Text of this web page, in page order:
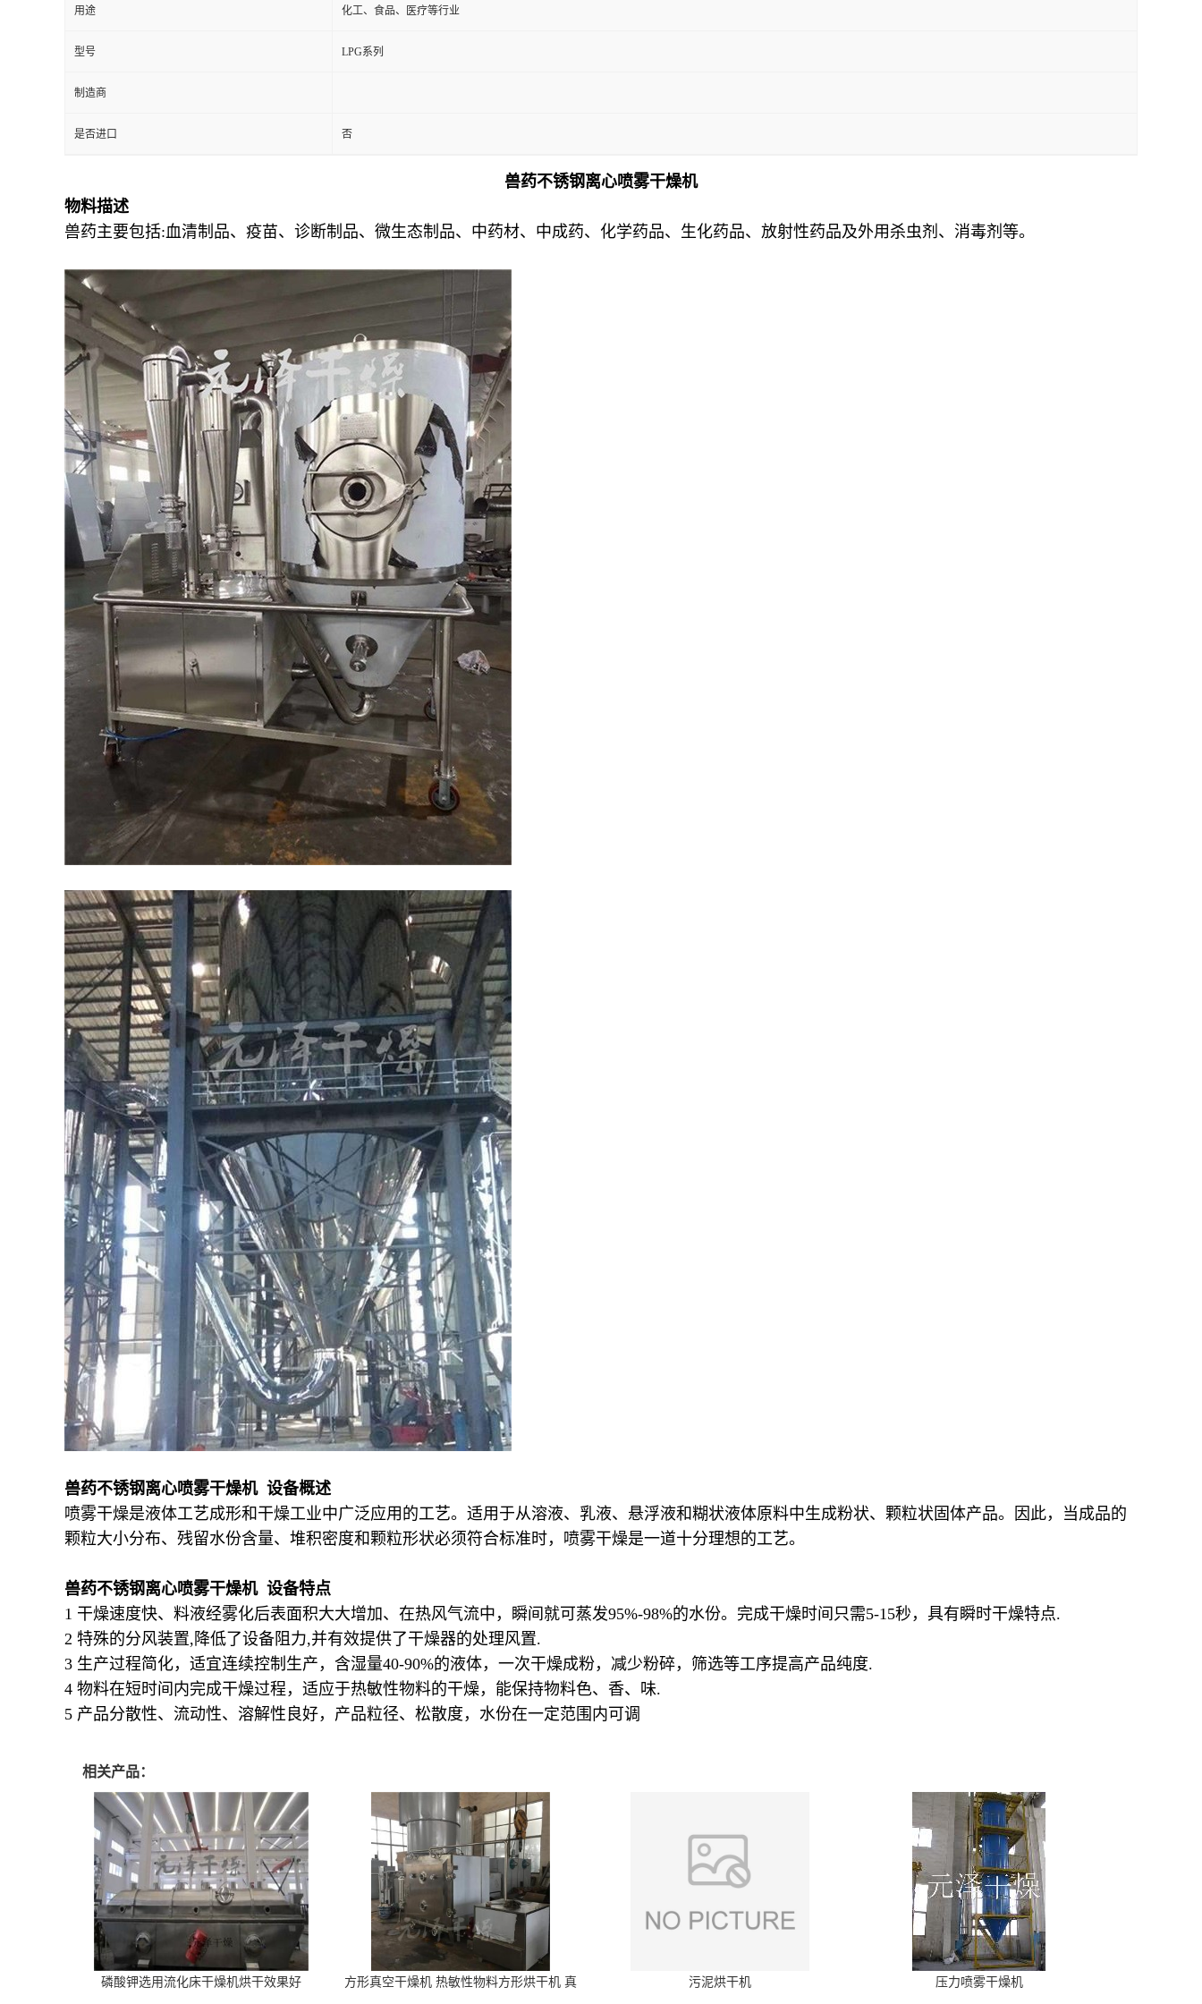
用途 化工、食品、医疗等行业
型号 LPG系列
制造商
是否进口 否
兽药不锈钢离心喷雾干燥机
物料描述
兽药主要包括:血清制品、疫苗、诊断制品、微生态制品、中药材、中成药、化学药品、生化药品、放射性药品及外用杀虫剂、消毒剂等。
兽药不锈钢离心喷雾干燥机 设备概述
喷雾干燥是液体工艺成形和干燥工业中广泛应用的工艺。适用于从溶液、乳液、悬浮液和糊状液体原料中生成粉状、颗粒状固体产品。因此，当成品的
颗粒大小分布、残留水份含量、堆积密度和颗粒形状必须符合标准时，喷雾干燥是一道十分理想的工艺。
兽药不锈钢离心喷雾干燥机 设备特点
1 干燥速度快、料液经雾化后表面积大大增加、在热风气流中，瞬间就可蒸发95%-98%的水份。完成干燥时间只需5-15秒，具有瞬时干燥特点.
2 特殊的分风装置,降低了设备阻力,并有效提供了干燥器的处理风置.
3 生产过程简化，适宜连续控制生产，含湿量40-90%的液体，一次干燥成粉，减少粉碎，筛选等工序提高产品纯度.
4 物料在短时间内完成干燥过程，适应于热敏性物料的干燥，能保持物料色、香、味.
5 产品分散性、流动性、溶解性良好，产品粒径、松散度，水份在一定范围内可调
相关产品：
磷酸钾选用流化床干燥机烘干效果好
方形真空干燥机 热敏性物料方形烘干机 真
污泥烘干机 压力喷雾干燥机